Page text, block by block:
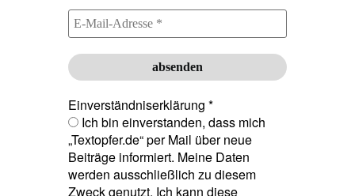
Einverständniserklärung *
Ich bin einverstanden, dass mich
„Textopfer.de“ per Mail über neue
Beiträge informiert. Meine Daten
werden ausschließlich zu diesem
Zweck genutzt. Ich kann diese